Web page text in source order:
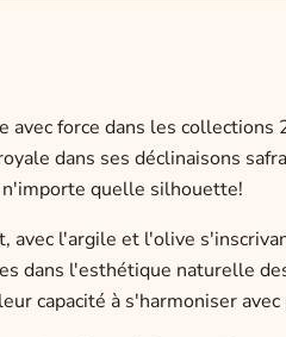
avec force dans les
dans ses déclinaisons
quelle silhouette!
l'argile et l'olive
dans l'esthétique naturelle
capacité à s'harmoniser